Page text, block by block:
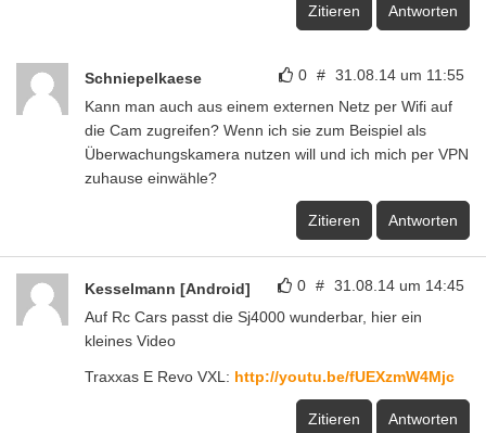
Zitieren Antworten
0 # 31.08.14 um 11:55
Schniepelkaese
Kann man auch aus einem externen Netz per Wifi auf
die Cam zugreifen? Wenn ich sie zum Beispiel als
Überwachungskamera nutzen will und ich mich per VPN
zuhause einwähle?
Zitieren Antworten
0 # 31.08.14 um 14:45
Kesselmann [Android]
Auf Rc Cars passt die Sj4000 wunderbar, hier ein
kleines Video
Traxxas E Revo VXL: http://youtu.be/fUEXzmW4Mjc
Zitieren Antworten